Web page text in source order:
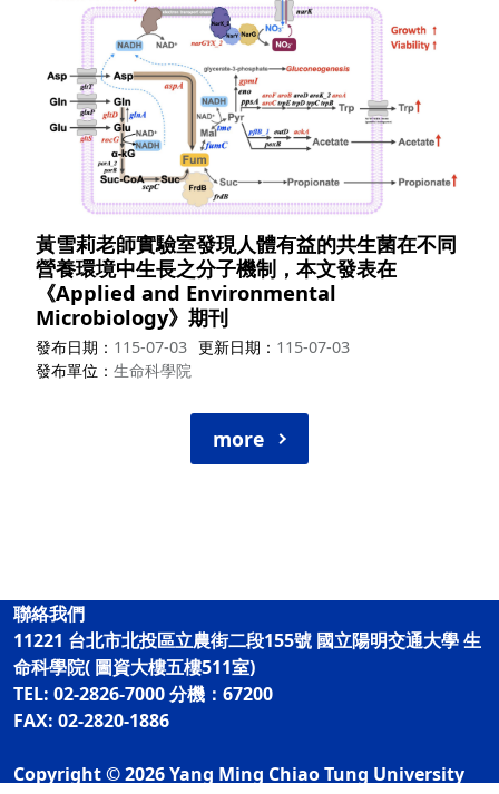
黃雪莉老師實驗室發現人體有益的共生菌在不同
營養環境中生長之分子機制，本文發表在
《Applied and Environmental
Microbiology》期刊
發布日期 115-07-03 更新日期
115-07-03
發布單位
生命科學院
more
聯絡我們
11221 台北市北投區立農街二段155號 國立陽明交通大學 生
命科學院( 圖資大樓五樓511室)
TEL: 02-2826-7000 分機：67200
FAX: 02-2820-1886
Copyright © 2026 Yang Ming Chiao Tung University